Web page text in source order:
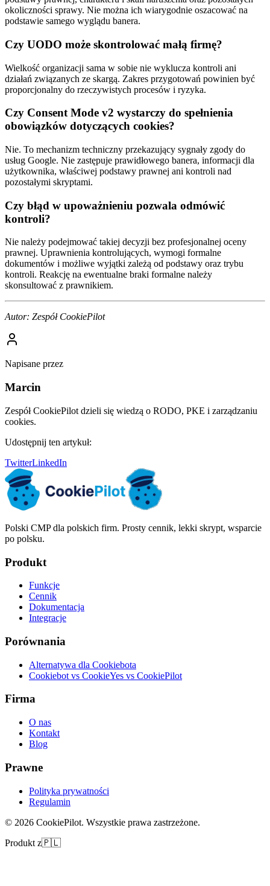
okoliczności sprawy. Nie można ich wiarygodnie oszacować na
podstawie samego wyglądu banera.
Czy UODO może skontrolować małą firmę?
Wielkość organizacji sama w sobie nie wyklucza kontroli ani
działań związanych ze skargą. Zakres przygotowań powinien być
proporcjonalny do rzeczywistych procesów i ryzyka.
Czy Consent Mode v2 wystarczy do spełnienia
obowiązków dotyczących cookies?
Nie. To mechanizm techniczny przekazujący sygnały zgody do
usług Google. Nie zastępuje prawidłowego banera, informacji dla
użytkownika, właściwej podstawy prawnej ani kontroli nad
pozostałymi skryptami.
Czy błąd w upoważnieniu pozwala odmówić
kontroli?
Nie należy podejmować takiej decyzji bez profesjonalnej oceny
prawnej. Uprawnienia kontrolujących, wymogi formalne
dokumentów i możliwe wyjątki zależą od podstawy oraz trybu
kontroli. Reakcję na ewentualne braki formalne należy
skonsultować z prawnikiem.
Autor: Zespół CookiePilot
Napisane przez
Marcin
Zespół CookiePilot dzieli się wiedzą o RODO, PKE i zarządzaniu
cookies.
Udostępnij ten artykuł:
TwitterLinkedIn
Polski CMP dla polskich firm. Prosty cennik, lekki skrypt, wsparcie
po polsku.
Produkt
Funkcje
Cennik
Dokumentacja
Integracje
Porównania
Alternatywa dla Cookiebota
Cookiebot vs CookieYes vs CookiePilot
Firma
O nas
Kontakt
Blog
Prawne
Polityka prywatności
Regulamin
© 2026 CookiePilot. Wszystkie prawa zastrzeżone.
Produkt z🇵🇱